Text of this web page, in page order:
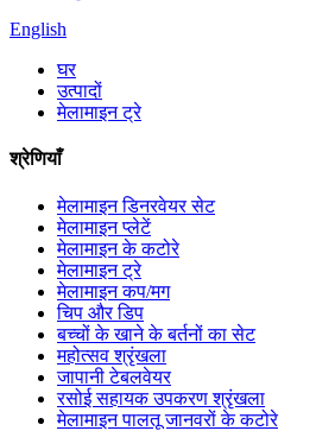
English
घर
उत्पादों
मेलामाइन ट्रे
श्रेणियाँ
मेलामाइन डिनरवेयर सेट
मेलामाइन प्लेटें
मेलामाइन के कटोरे
मेलामाइन ट्रे
मेलामाइन कप/मग
चिप और डिप
बच्चों के खाने के बर्तनों का सेट
महोत्सव श्रृंखला
जापानी टेबलवेयर
रसोई सहायक उपकरण श्रृंखला
मेलामाइन पालतू जानवरों के कटोरे